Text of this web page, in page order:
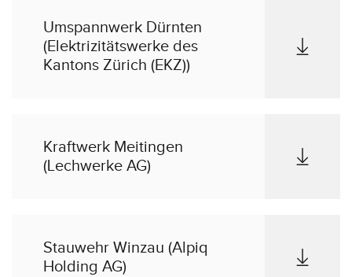
Umspannwerk Dürnten
(Elektrizitätswerke des
Kantons Zürich (EKZ))
Kraftwerk Meitingen
(Lechwerke AG)
Stauwehr Winzau (Alpiq
Holding AG)